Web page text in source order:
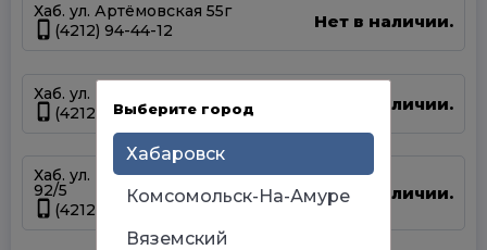
Хаб. ул. Артёмовская 55г
(4212) 94-44-12
Нет в наличии.
Хаб. ул. Королева 8
(4212) 36-09-70
Нет в наличии.
Хаб. ул. Краснореченская
92/5
(4212) 900-111
Нет в наличии.
Выберите город
Хабаровск
Комсомольск-На-Амуре
Вяземский